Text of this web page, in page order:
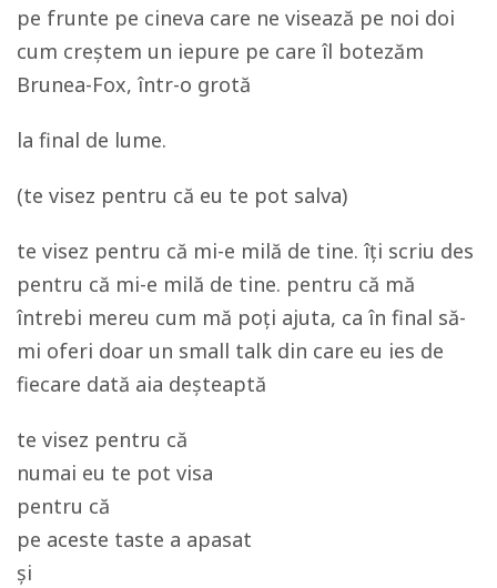
pe frunte pe cineva care ne visează pe noi doi
cum creștem un iepure pe care îl botezăm
Brunea-Fox, într-o grotă
la final de lume.
(te visez pentru că eu te pot salva)
te visez pentru că mi-e milă de tine. îți scriu des
pentru că mi-e milă de tine. pentru că mă
întrebi mereu cum mă poți ajuta, ca în final să-
mi oferi doar un small talk din care eu ies de
fiecare dată aia deșteaptă
te visez pentru că
numai eu te pot visa
pentru că
pe aceste taste a apasat
și